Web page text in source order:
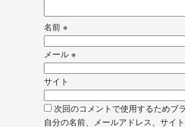
名前 ※
メール ※
サイト
次回のコメントで使用するためブ
自分の名前、メールアドレス、サイ